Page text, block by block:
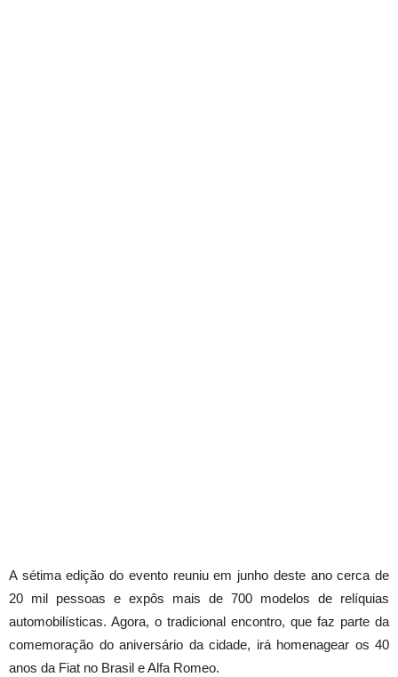
A sétima edição do evento reuniu em junho deste ano cerca de
20 mil pessoas e expôs mais de 700 modelos de relíquias
automobilísticas. Agora, o tradicional encontro, que faz parte da
comemoração do aniversário da cidade, irá homenagear os 40
anos da Fiat no Brasil e Alfa Romeo.